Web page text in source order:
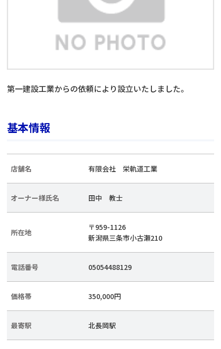
第一建設工業からの依頼により設立いたしました。
基本情報
店舗名 有限会社 栄軌道工業
オーナー様氏名 田中 教士
所在地
〒959-1126
新潟県三条市小古瀬210
電話番号 05054488129
価格帯 350,000円
最寄駅 北長岡駅